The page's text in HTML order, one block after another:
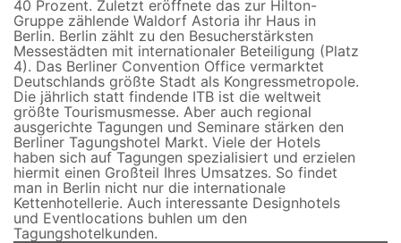
40 Prozent. Zuletzt eröffnete das zur Hilton-
Gruppe zählende Waldorf Astoria ihr Haus in
Berlin. Berlin zählt zu den Besucherstärksten
Messestädten mit internationaler Beteiligung (Platz
4). Das Berliner Convention Office vermarktet
Deutschlands größte Stadt als Kongressmetropole.
Die jährlich statt findende ITB ist die weltweit
größte Tourismusmesse. Aber auch regional
ausgerichte Tagungen und Seminare stärken den
Berliner Tagungshotel Markt. Viele der Hotels
haben sich auf Tagungen spezialisiert und erzielen
hiermit einen Großteil Ihres Umsatzes. So findet
man in Berlin nicht nur die internationale
Kettenhotellerie. Auch interessante Designhotels
und Eventlocations buhlen um den
Tagungshotelkunden.